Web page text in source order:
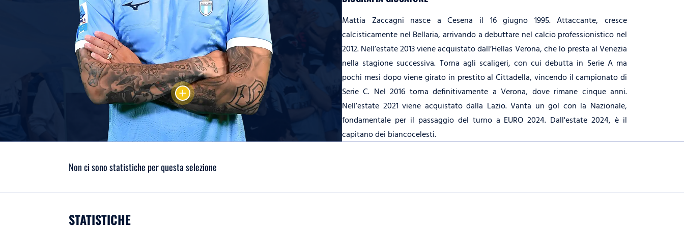
add
Mattia Zaccagni nasce a Cesena il 16 giugno 1995. Attaccante, cresce
calcisticamente nel Bellaria, arrivando a debuttare nel calcio professionistico nel
2012. Nell’estate 2013 viene acquistato dall’Hellas Verona, che lo presta al Venezia
nella stagione successiva. Torna agli scaligeri, con cui debutta in Serie A ma
pochi mesi dopo viene girato in prestito al Cittadella, vincendo il campionato di
Serie C. Nel 2016 torna definitivamente a Verona, dove rimane cinque anni.
Nell’estate 2021 viene acquistato dalla Lazio. Vanta un gol con la Nazionale,
fondamentale per il passaggio del turno a EURO 2024. Dall'estate 2024, è il
capitano dei biancocelesti.
Non ci sono statistiche per questa selezione
STATISTICHE